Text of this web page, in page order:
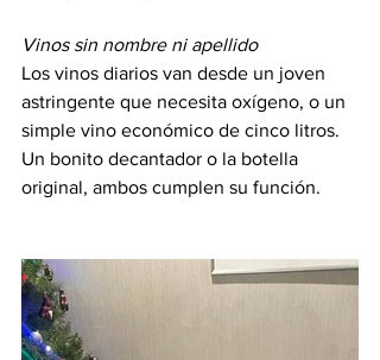
Vinos sin nombre ni apellido
Los vinos diarios van desde un joven
astringente que necesita oxígeno, o un
simple vino económico de cinco litros.
Un bonito decantador o la botella
original, ambos cumplen su función.